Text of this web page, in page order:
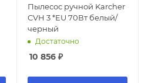
Пылесос ручной Karcher
CVH 3 *EU 70Вт белый/
черный
Достаточно
10 856₽